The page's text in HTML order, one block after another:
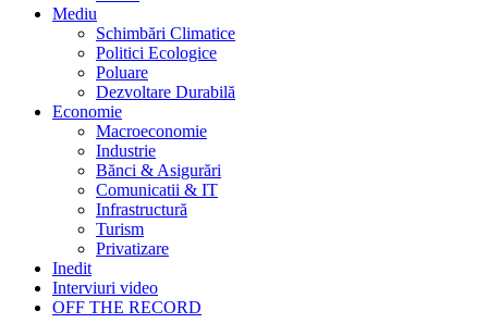
Mediu
Schimbări Climatice
Politici Ecologice
Poluare
Dezvoltare Durabilă
Economie
Macroeconomie
Industrie
Bănci & Asigurări
Comunicatii & IT
Infrastructură
Turism
Privatizare
Inedit
Interviuri video
OFF THE RECORD